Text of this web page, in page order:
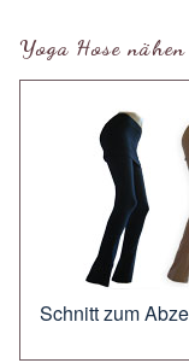
Yoga Hose nähen
Schnitt zum